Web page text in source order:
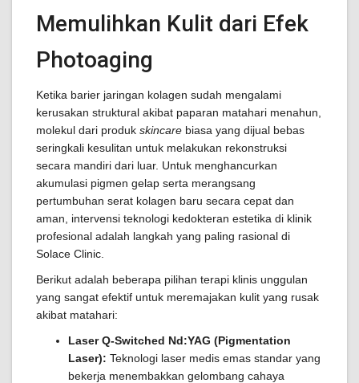
Memulihkan Kulit dari Efek
Photoaging
Ketika barier jaringan kolagen sudah mengalami
kerusakan struktural akibat paparan matahari menahun,
molekul dari produk skincare biasa yang dijual bebas
seringkali kesulitan untuk melakukan rekonstruksi
secara mandiri dari luar. Untuk menghancurkan
akumulasi pigmen gelap serta merangsang
pertumbuhan serat kolagen baru secara cepat dan
aman, intervensi teknologi kedokteran estetika di klinik
profesional adalah langkah yang paling rasional di
Solace Clinic.
Berikut adalah beberapa pilihan terapi klinis unggulan
yang sangat efektif untuk meremajakan kulit yang rusak
akibat matahari:
Laser Q-Switched Nd:YAG (Pigmentation
Laser): Teknologi laser medis emas standar yang
bekerja menembakkan gelombang cahaya